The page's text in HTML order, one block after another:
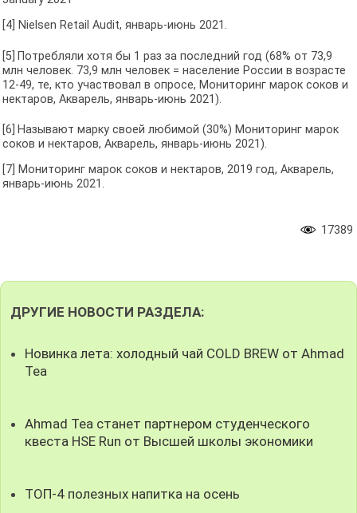
[4] Nielsen Retail Audit, январь-июнь 2021.
[5] Потребляли хотя бы 1 раз за последний год (68% от 73,9
млн человек. 73,9 млн человек = население России в возрасте
12-49, те, кто участвовал в опросе, Мониторинг марок соков и
нектаров, Акварель, январь-июнь 2021).
[6] Называют марку своей любимой (30%) Мониторинг марок
соков и нектаров, Акварель, январь-июнь 2021).
[7] Мониторинг марок соков и нектаров, 2019 год, Акварель,
январь-июнь 2021.
17389
ДРУГИЕ НОВОСТИ РАЗДЕЛА:
Новинка лета: холодный чай COLD BREW от Ahmad
Tea
Ahmad Tea станет партнером студенческого
квеста HSE Run от Высшей школы экономики
ТОП-4 полезных напитка на осень